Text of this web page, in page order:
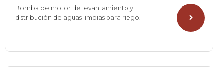
Bomba de motor de levantamiento y
distribución de aguas limpias para riego.